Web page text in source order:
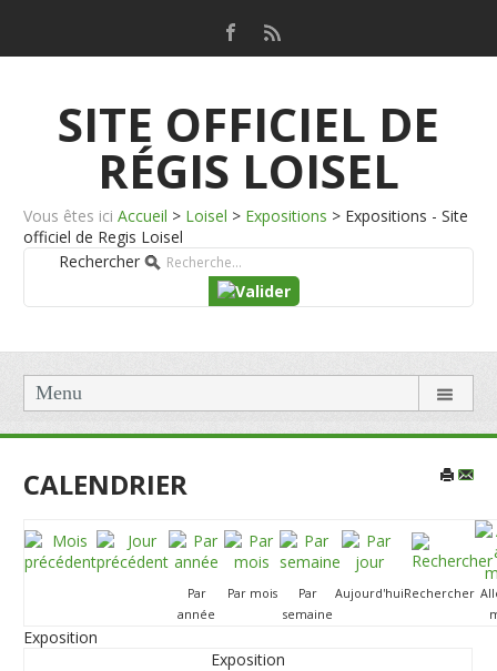
SITE OFFICIEL DE
RÉGIS LOISEL
Vous êtes ici Accueil > Loisel > Expositions > Expositions - Site
officiel de Regis Loisel
Rechercher
Menu
CALENDRIER
Par
année
Par mois
Par
semaine
Aujourd'huiRechercher
Exposition
Exposition